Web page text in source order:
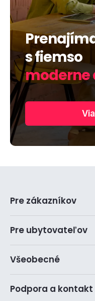
s fiemso
moderne
Pre zákazníkov
Pre ubytovateľov
Všeobecné
Podpora a kontakt